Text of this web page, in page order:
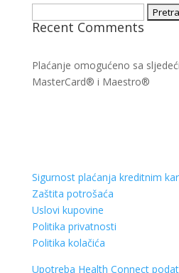
Recent Comments
Plaćanje omogućeno sa
MasterCard® i Maestro®
Sigurnost plaćanja kreditnim
Zaštita potrošaća
Uslovi kupovine
Politika privatnosti
Politika kolačića
Upotreba Health Connect